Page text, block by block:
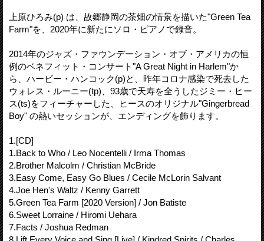
上原ひろみ(p) は、故郷静岡の茶畑の情景を描いた"Green Tea
Farm"を、2020年に新たにソロ・ピアノで録音。
2014年のジャズ・ファウンデーション・オブ・アメリカの恒
例のベネフィット・コンサート"A Great Night in Harlem"か
ら、ハービー・ハンコック(p)と、昨年コロナ感染で死去した
ウォレス・ルーニー(tp)、93歳で天寿を全うしたジミー・ヒー
ス(ts)をフィーチャーした、ヒースのオリジナル"Gingerbread
Boy" の熱いセッションが、エンディングを飾ります。
1.[CD]
1.Back to Who / Leo Nocentelli / Irma Thomas
2.Brother Malcolm / Christian McBride
3.Easy Come, Easy Go Blues / Cecile McLorin Salvant
4.Joe Hen's Waltz / Kenny Garrett
5.Green Tea Farm [2020 Version] / Jon Batiste
6.Sweet Lorraine / Hiromi Uehara
7.Facts / Joshua Redman